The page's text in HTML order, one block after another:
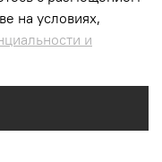
БЦ Верейская
на inSales
на условиях,
и